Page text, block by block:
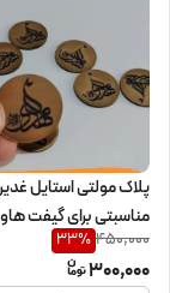
پلاک مولتی استایل
مناسبتی برای گیفت
(50عددی)
450,000
33%
300,000